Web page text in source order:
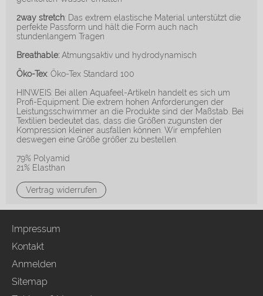
2way stretch: Das extrem elastische Material unterstützt die
perfekte Passform und hält die Form auch nach
stundenlangem Tragen
Breathable: Atmungsaktiv und hydrodynamisch
Öko-Tex: Öko-Tex Standard 100
HINWEIS: Bei allen Aquafeel-Artikeln handelt es sich um
Profi-Equipment. Die extrem hohen Anforderungen der
Leistungsschwimmer an die Produkte sind der Maßstab. Bei
Textilien bedeutet das, dass die Größen zugunsten der
Kompression kleiner ausfallen können. Wir empfehlen
deswegen eine Größe größer zu bestellen.
79% Polyamid
21% Elasthan
Vertrag widerrufen
Impressum
Kontakt
Anmelden
Sitemap